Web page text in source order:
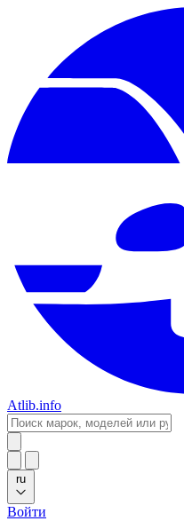
Atlib.info
ru
Войти